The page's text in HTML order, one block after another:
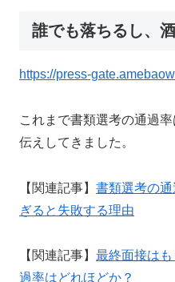
誰でも落ちるし、
https://press-
これまで書類選考の通過
伝えしてきました。
【関連記事】 書類選考の
ぎると失敗する理由
【関連記事】 最終面接は
過率はどれほどか？